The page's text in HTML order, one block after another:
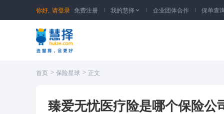
你好, 请登录 免费注册 我的慧择  企业团体合作 保单查
首页 > 保险星球 > 正文
臻爱无忧医疗险是哪个保险公